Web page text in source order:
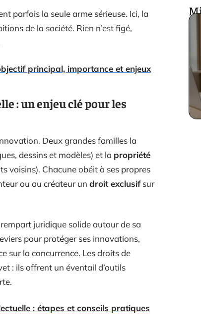
parfois la seule arme sérieuse. Ici, la
de la société. Rien n’est figé,
principal, importance et enjeux
: un enjeu clé pour les
Deux grandes familles la
dessins et modèles) et la propriété
voisins). Chacune obéit à ses propres
ou au créateur un droit exclusifsur
rempart juridique solide autour de sa
pour protéger ses innovations,
sur la concurrence. Les droits de
: ils offrent un éventail d’outils
: étapes et conseils pratiques